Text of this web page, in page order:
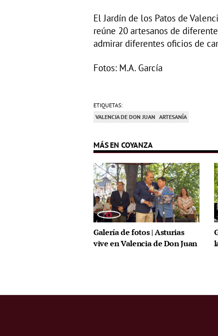
El Jardín de los Patos de
reúne 20 artesanos de
admirar diferentes oficios de
Fotos: M.A. García
ETIQUETAS:
VALENCIA DE DON JUAN ARTESANÍA
MÁS EN COYANZA
Galería de fotos | Asturias
vive en Valencia de Don Juan